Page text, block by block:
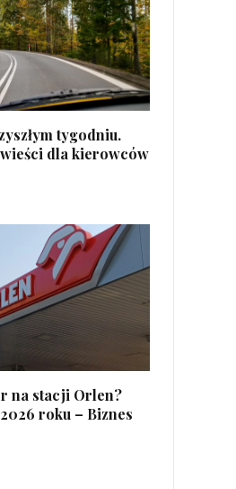
tygodniu.
dla kierowców
na stacji Orlen?
roku – Biznes